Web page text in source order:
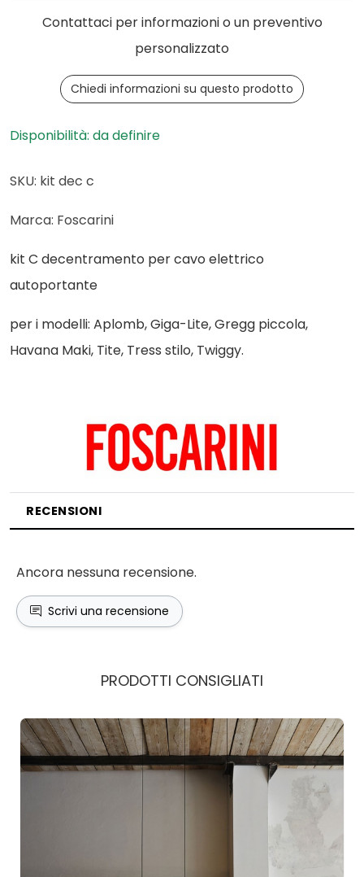
Contattaci per informazioni o un preventivo
personalizzato
Chiedi informazioni su questo prodotto
Disponibilità: da definire
SKU: kit dec c
Marca: Foscarini
kit C decentramento per cavo elettrico
autoportante
per i modelli: Aplomb, Giga-Lite, Gregg piccola,
Havana Maki, Tite, Tress stilo, Twiggy.
RECENSIONI
Ancora nessuna recensione.
Scrivi una recensione
PRODOTTI CONSIGLIATI